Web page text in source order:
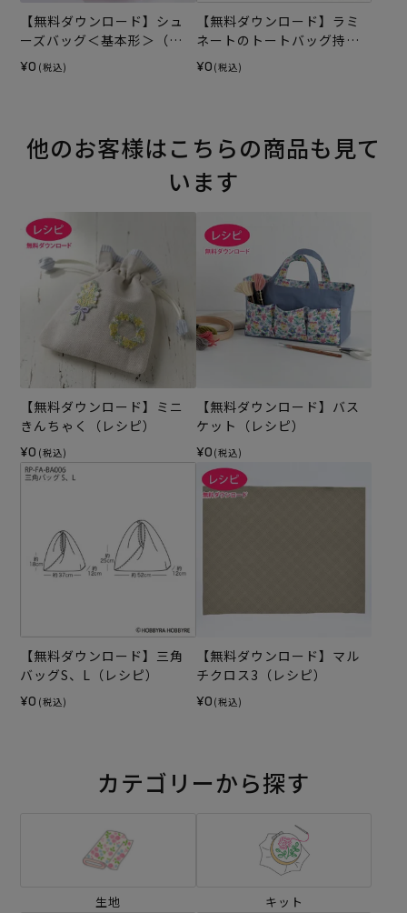
【無料ダウンロード】シュ
ーズバッグ＜基本形＞（レ
シピ）
¥0 (税込)
【無料ダウンロード】ラミ
ネートのトートバッグ持ち
手テープ（レシピ）
¥0 (税込)
他のお客様はこちらの商品も見て
います
【無料ダウンロード】ミニ
きんちゃく（レシピ）
¥0 (税込)
【無料ダウンロード】バス
ケット（レシピ）
¥0 (税込)
【無料ダウンロード】三角
バッグS、L（レシピ）
¥0 (税込)
【無料ダウンロード】マル
チクロス3（レシピ）
¥0 (税込)
カテゴリーから探す
生地 キット